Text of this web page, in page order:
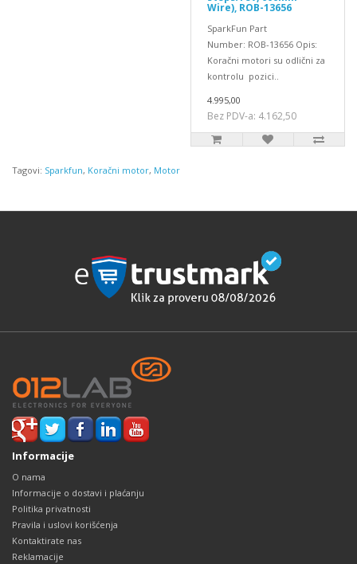
Wire), ROB-13656
SparkFun Part
Number: ROB-13656 Opis:
Koračni motori su odlični za
kontrolu pozici..
4.995,00
Bez PDV-a: 4.162,50
Tagovi: Sparkfun, Koračni motor, Motor
Informacije
O nama
Informacije o dostavi i plaćanju
Politika privatnosti
Pravila i uslovi korišćenja
Kontaktirate nas
Reklamacije